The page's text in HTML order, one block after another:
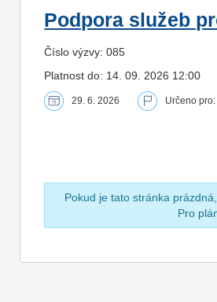
Podpora služeb
Číslo výzvy: 085
Platnost do: 14. 09. 2026 12:00
29. 6. 2026 Určeno
Pokud je tato stránka
Pro